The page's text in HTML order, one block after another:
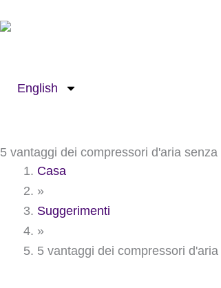
al
English
5 vantaggi dei compressori d'aria senza
Casa
»
Suggerimenti
»
5 vantaggi dei compressori